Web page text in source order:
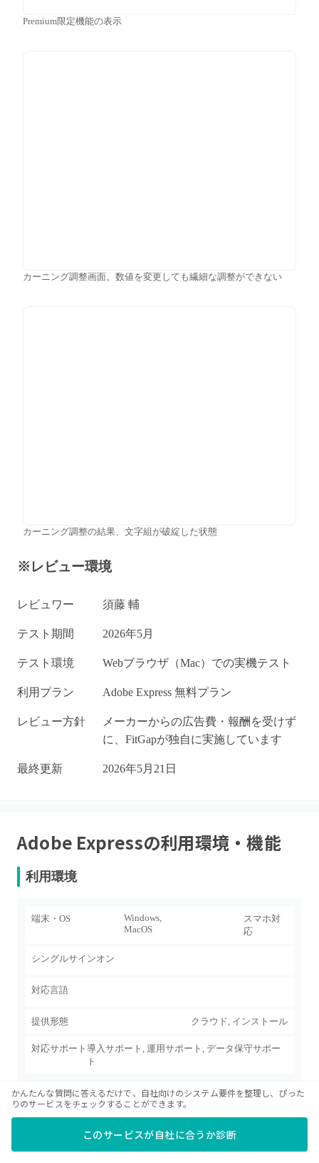
Premium限定機能の表示
カーニング調整画面。数値を変更しても繊細な調整ができない
カーニング調整の結果、文字組が破綻した状態
※レビュー環境
レビュワー 須藤 輔
テスト期間 2026年5月
テスト環境 Webブラウザ（Mac）での実機テスト
利用プラン Adobe Express 無料プラン
レビュー方針
メーカーからの広告費・報酬を受けず
に、FitGapが独自に実施しています
最終更新 2026年5月21日
Adobe Expressの利用環境・機能
利用環境
端末・OS Windows
MacOS
スマホ対
応
シングルサインオン
対応言語
提供形態 クラウド, インストール
対応サポート 導入サポート, 運用サポート, データ保守サポー
ト
機能
標準対応 オプション/条件付き
かんたんな質問に答えるだけで、自社向けのシステム要件を整理し、ぴった
りのサービスをチェックすることができます。
このサービスが自社に合うか診断